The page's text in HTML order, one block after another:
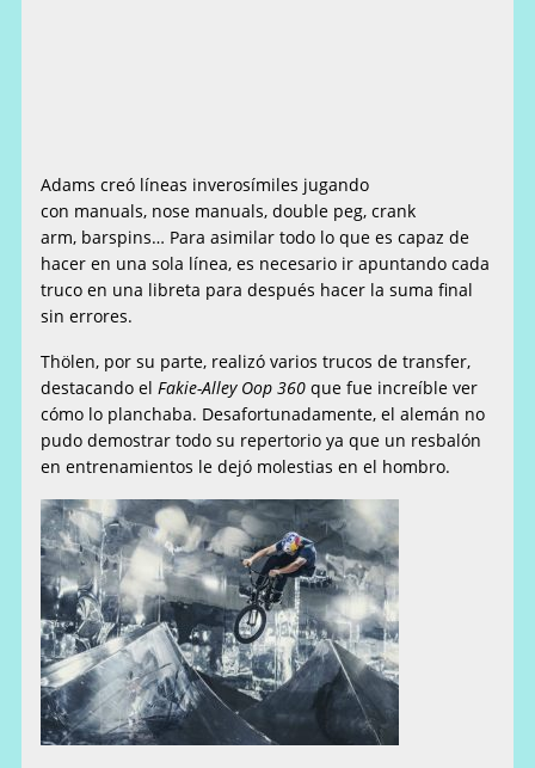
Adams creó líneas inverosímiles jugando
con manuals, nose manuals, double peg, crank
arm, barspins… Para asimilar todo lo que es capaz de
hacer en una sola línea, es necesario ir apuntando cada
truco en una libreta para después hacer la suma final
sin errores.
Thölen, por su parte, realizó varios trucos de transfer,
destacando el Fakie-Alley Oop 360que fue increíble ver
cómo lo planchaba. Desafortunadamente, el alemán no
pudo demostrar todo su repertorio ya que un resbalón
en entrenamientos le dejó molestias en el hombro.